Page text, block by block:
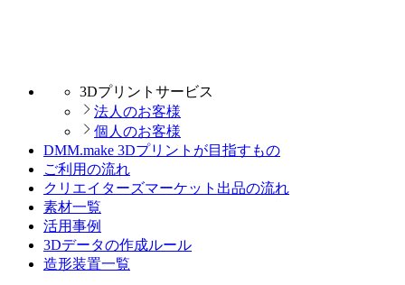
3Dプリントサービス
法人のお客様
個人のお客様
DMM.make 3Dプリントが目指すもの
ご利用の流れ
クリエイターズマーケット出品の流れ
素材一覧
活用事例
3Dデータの作成ルール
造形装置一覧